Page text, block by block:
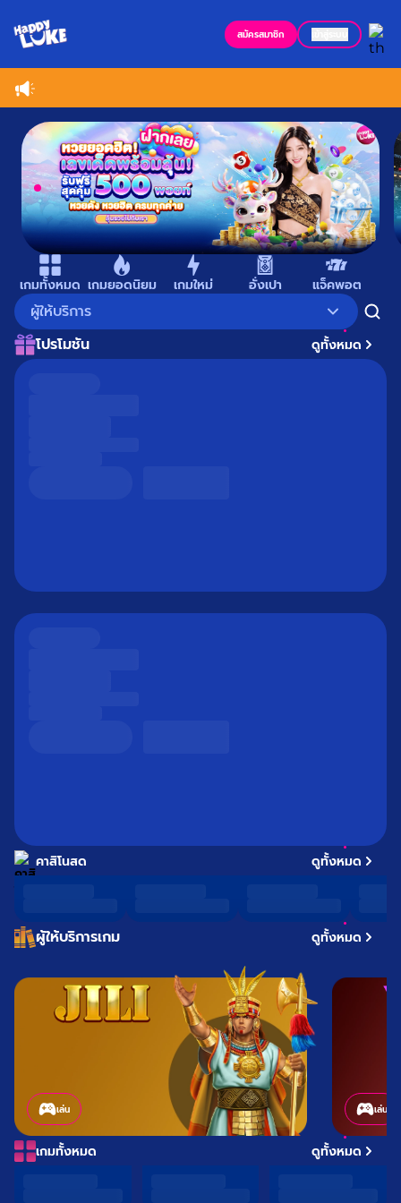
สมัครสมาชิก
Item
of
9
เกมทั้งหมด เกมยอดนิยม เกมใหม่ อั่งเปา แจ็คพอต
ผู้ให้บริการ
โปรโมชัน
ดูทั้งหมด
คาสิโนสด ดูทั้งหมด
ผู้ให้บริการเกม ดูทั้งหมด
เล่น เล่น
เกมทั้งหมด ดูทั้งหมด